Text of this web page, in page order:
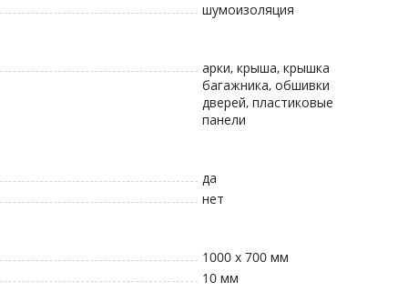
шумоизоляция
арки, крыша, крышка
багажника, обшивки
дверей, пластиковые
панели
да
нет
1000 x 700 мм
10мм